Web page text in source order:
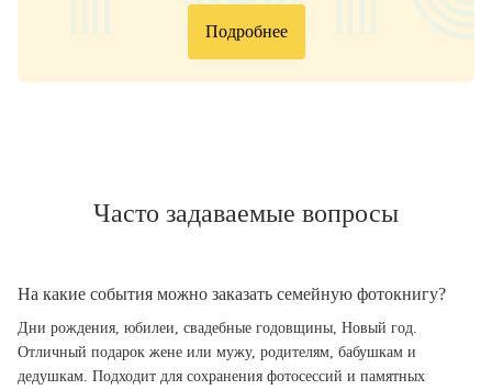
Подробнее
Часто задаваемые вопросы
На какие события можно заказать семейную фотокнигу?
Дни рождения, юбилеи, свадебные годовщины, Новый год.
Отличный подарок жене или мужу, родителям, бабушкам и
дедушкам. Подходит для сохранения фотосессий и памятных